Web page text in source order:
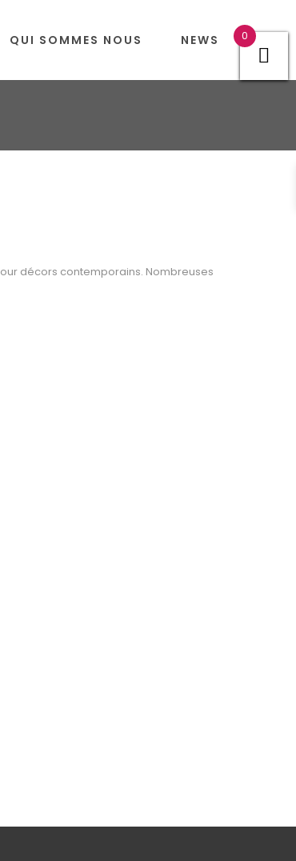
QUI SOMMES NOUS NEWS
décors contemporains. Nombreuses
0